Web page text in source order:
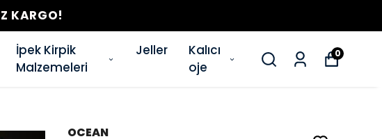
KARGO!
İpek Kirpik
Malzemeleri
Jeller
Kalıcı
oje
0
OCEAN